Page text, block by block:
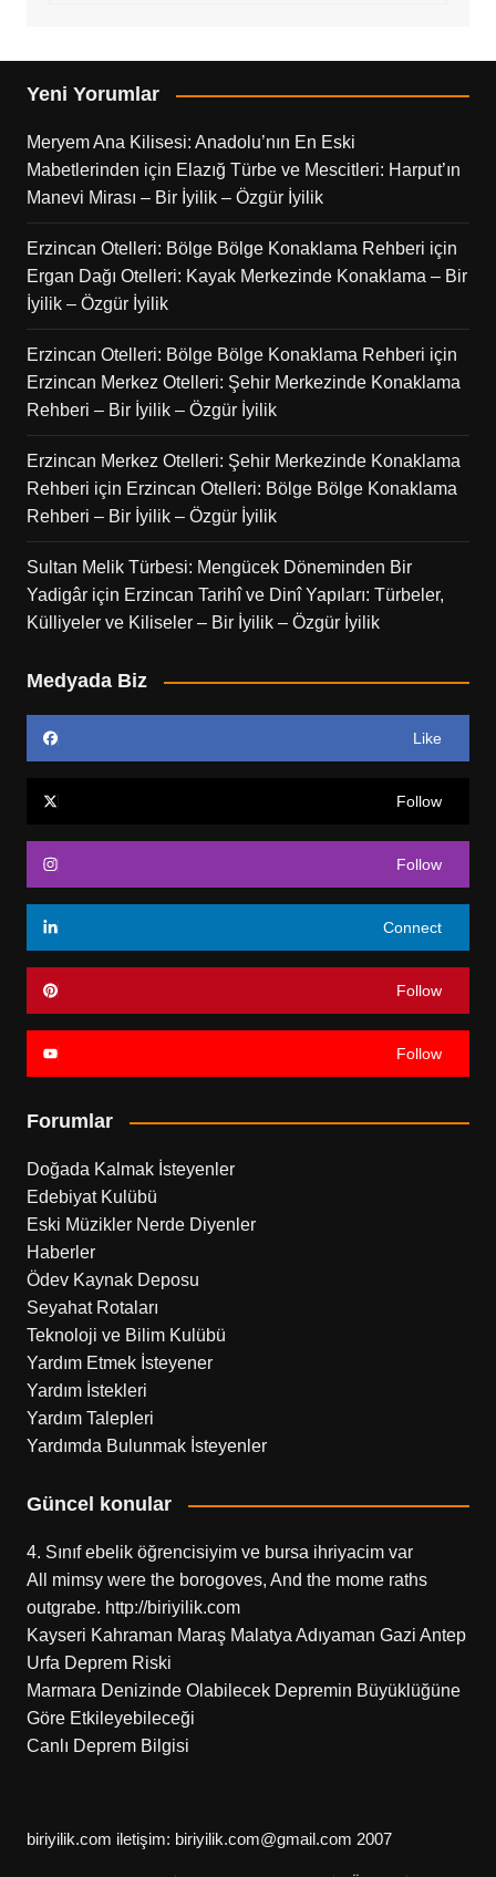
Yeni Yorumlar
Meryem Ana Kilisesi: Anadolu’nın En Eski
Mabetlerinden için Elazığ Türbe ve Mescitleri: Harput’ın
Manevi Mirası – Bir İyilik – Özgür İyilik
Erzincan Otelleri: Bölge Bölge Konaklama Rehberi için
Ergan Dağı Otelleri: Kayak Merkezinde Konaklama – Bir
İyilik – Özgür İyilik
Erzincan Otelleri: Bölge Bölge Konaklama Rehberi için
Erzincan Merkez Otelleri: Şehir Merkezinde Konaklama
Rehberi – Bir İyilik – Özgür İyilik
Erzincan Merkez Otelleri: Şehir Merkezinde Konaklama
Rehberi için Erzincan Otelleri: Bölge Bölge Konaklama
Rehberi – Bir İyilik – Özgür İyilik
Sultan Melik Türbesi: Mengücek Döneminden Bir
Yadigâriçin Erzincan Tarihî ve Dinî Yapıları: Türbeler,
Külliyeler ve Kiliseler – Bir İyilik – Özgür İyilik
Medyada Biz
Like
Follow
Follow
Connect
Follow
Follow
Forumlar
Doğada Kalmak İsteyenler
Edebiyat Kulübü
Eski Müzikler Nerde Diyenler
Haberler
Ödev Kaynak Deposu
Seyahat Rotaları
Teknoloji ve Bilim Kulübü
Yardım Etmek İsteyener
Yardım İstekleri
Yardım Talepleri
Yardımda Bulunmak İsteyenler
Güncel konular
4. Sınıf ebelik öğrencisiyim ve bursa ihriyacim var
All mimsy were the borogoves, And the mome raths
outgrabe. http://biriyilik.com
Kayseri Kahraman Maraş Malatya Adıyaman Gazi Antep
Urfa Deprem Riski
Marmara Denizinde Olabilecek Depremin Büyüklüğüne
Göre Etkileyebileceği
Canlı Deprem Bilgisi
biriyilik.com iletişim: biriyilik.com@gmail.com 2007